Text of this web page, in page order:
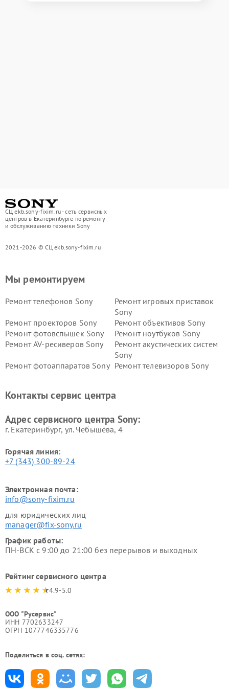
СЦ ekb.sony-fixim.ru - сеть сервисных
центров в Екатеринбурге по ремонту
и обслуживанию техники Sony
2021-2026 © СЦ ekb.sony-fixim.ru
Мы ремонтируем
Ремонт телефонов Sony
Ремонт игровых приставок
Sony
Ремонт проекторов Sony
Ремонт объективов Sony
Ремонт фотовспышек Sony
Ремонт ноутбуков Sony
Ремонт AV-ресиверов Sony
Ремонт акустических систем
Sony
Ремонт фотоаппаратов Sony Ремонт телевизоров Sony
Контакты сервис центра
Адрес сервисного центра Sony:
г. Екатеринбург, ул. Чебышёва, 4
Горячая линия:
+7 (343) 300-89-24
Электронная почта:
info@sony-fixim.ru
для юридических лиц
manager@fix-sony.ru
График работы:
ПН-ВСК с 9:00 до 21:00 без перерывов и выходных
Рейтинг сервисного центра
4.9-5.0
ООО "Русервис"
ИНН 7702633247
ОГРН 1077746335776
Поделиться в соц. сетях: